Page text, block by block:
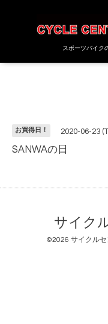
スポーツバイク
お買得日！ 2020-06-23
SANWAの日
サイク
©2026 サイクル